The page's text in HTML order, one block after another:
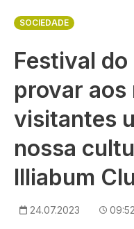
SOCIEDADE
Festival
provar aos
visitantes
nossa
Illiabum
24.07.2023 09:52